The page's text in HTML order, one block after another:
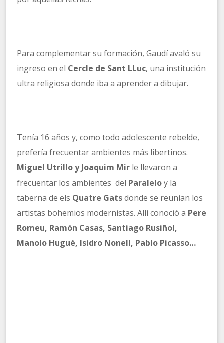
Para complementar su formación, Gaudí avaló su
ingreso en el Cercle de Sant LLuc, una institución
ultra religiosa donde iba a aprender a dibujar.
Tenía 16 años y, como todo adolescente rebelde,
prefería frecuentar ambientes más libertinos.
Miguel Utrillo y Joaquim Mir le llevaron a
frecuentar los ambientes del Paraleloy la
taberna de els Quatre Gatsdonde se reunían los
artistas bohemios modernistas. Allí conoció a Pere
Romeu, Ramón Casas, Santiago Rusiñol,
Manolo Hugué, Isidro Nonell, Pablo Picasso…